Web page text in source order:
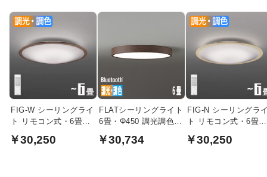
FIG-W シーリングライ
ト リモコン式・6畳｜
￥30,250
FLATシーリングライト
6畳・Φ450 調光調色
ット
￥30,734
FIG-N シーリングラ
ト リモコン式・6畳｜
￥30,250